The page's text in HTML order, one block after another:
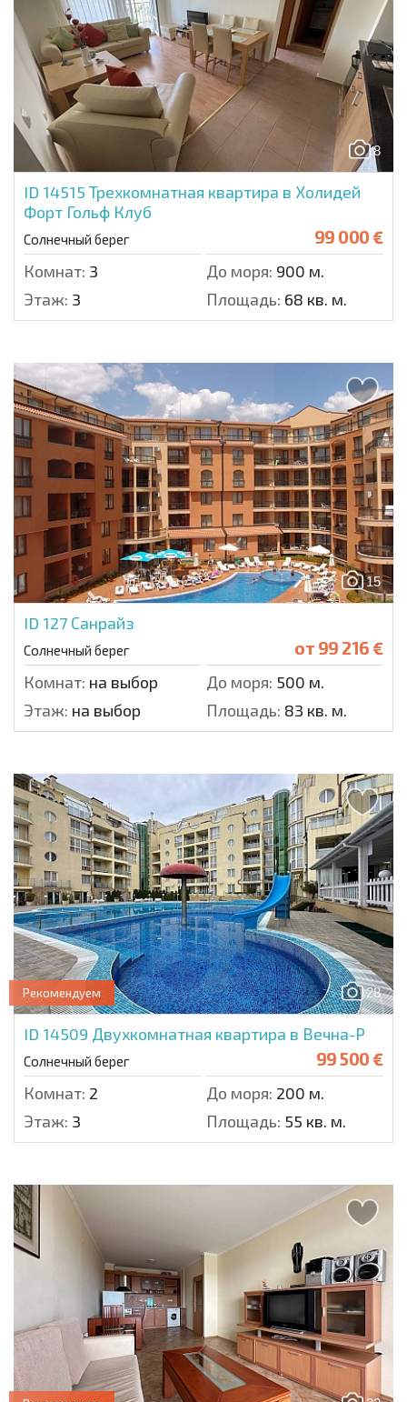
8
ID 14515 Трехкомнатная квартира в Холидей
Форт Гольф Клуб
Солнечный берег 99 000 €
Комнат: 3 До моря: 900 м.
Этаж: 3 Площадь: 68 кв. м.
15
ID 127 Санрайз
Солнечный берег от 99 216 €
Комнат: на выбор До моря: 500 м.
Этаж: на выбор Площадь: 83 кв. м.
28
Рекомендуем
ID 14509 Двухкомнатная квартира в Вечна-Р
Солнечный берег 99 500 €
Комнат: 2 До моря: 200 м.
Этаж: 3 Площадь: 55 кв. м.